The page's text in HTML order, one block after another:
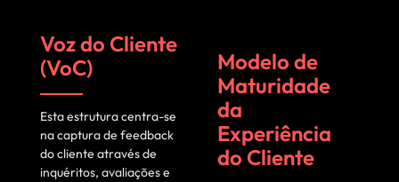
Voz do Cliente
(VoC)
Esta estrutura centra-se
na captura de feedback
do cliente através de
inquéritos, avaliações e
Modelo de
Maturidade
da
Experiência
do Cliente